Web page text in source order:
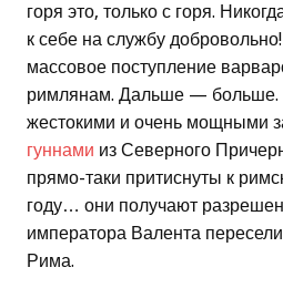
горя это, только с горя.
к себе на службу
массовое поступление
римлянам. Дальше — больше.
жестокими и очень мощными
гуннами из Северного
прямо-таки притиснуты к
году… они получают
императора Валента
Рима.